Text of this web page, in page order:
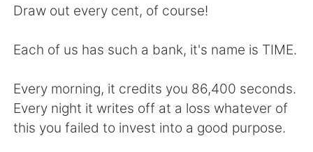
Deutsch 한국어
Русский ไทย
Türkçe Tiếng Việt
Draw out every cent, of course!
Each of us has such a bank, it's name is TIME.
Every morning, it credits you 86,400 seconds.
Every night it writes off at a loss whatever of
this you failed to invest into a good purpose.